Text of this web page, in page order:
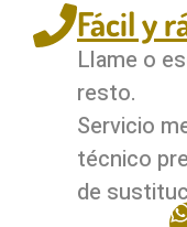
Fácil y
Llame o
resto.
Servicio
técnico
de